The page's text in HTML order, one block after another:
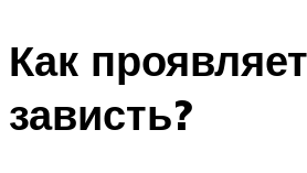
Как
зависть?